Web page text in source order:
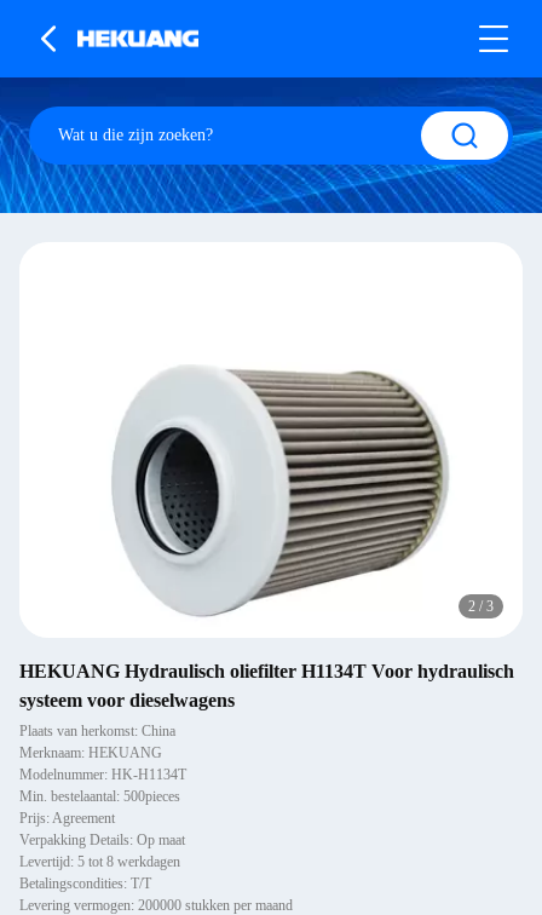
2 / 3
HEKUANG Hydraulisch oliefilter H1134T Voor hydraulisch
systeem voor dieselwagens
Plaats van herkomst: China
Merknaam: HEKUANG
Modelnummer: HK-H1134T
Min. bestelaantal: 500pieces
Prijs: Agreement
Verpakking Details: Op maat
Levertijd: 5 tot 8 werkdagen
Betalingscondities: T/T
Levering vermogen: 200000 stukken per maand